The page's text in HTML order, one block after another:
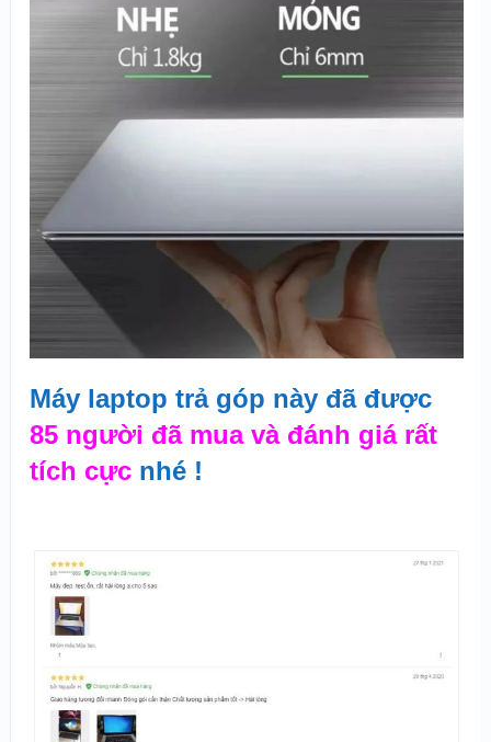
Máy laptop trả góp này đã được
85 người đã mua và đánh giá rất
tích cựcnhé !